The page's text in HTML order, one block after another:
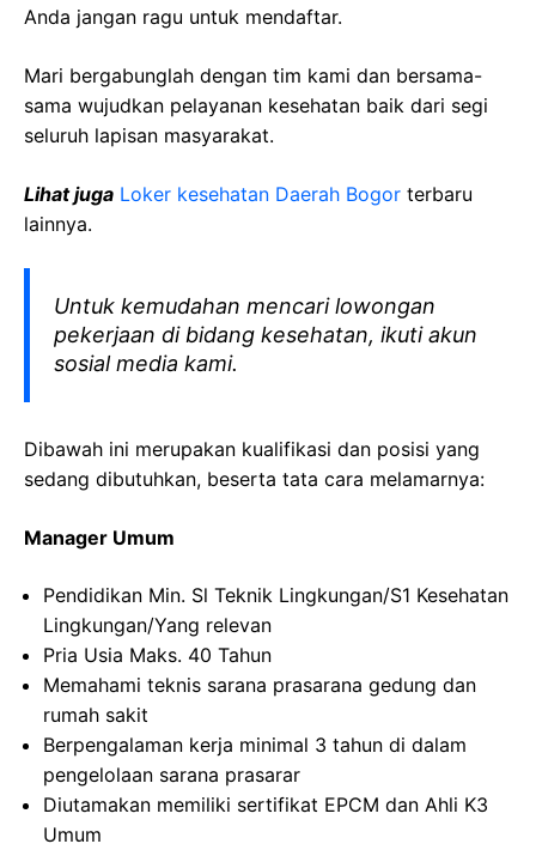
Anda jangan ragu untuk mendaftar.
Mari bergabunglah dengan tim kami dan bersama-
sama wujudkan pelayanan kesehatan baik dari segi
seluruh lapisan masyarakat.
Lihat juga Loker kesehatan Daerah Bogor terbaru
lainnya.
Untuk kemudahan mencari lowongan
pekerjaan di bidang kesehatan, ikuti akun
sosial media kami.
Dibawah ini merupakan kualifikasi dan posisi yang
sedang dibutuhkan, beserta tata cara melamarnya:
Manager Umum
Pendidikan Min. Sl Teknik Lingkungan/S1 Kesehatan
Lingkungan/Yang relevan
Pria Usia Maks. 40 Tahun
Memahami teknis sarana prasarana gedung dan
rumah sakit
Berpengalaman kerja minimal 3 tahun di dalam
pengelolaan sarana prasarar
Diutamakan memiliki sertifikat EPCM dan Ahli K3
Umum